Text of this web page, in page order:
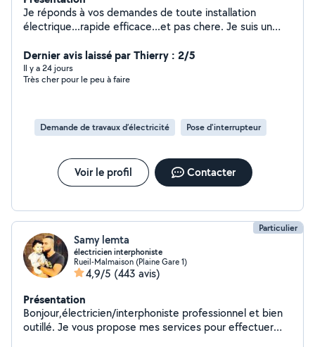
Je réponds à vos demandes de toute installation
électrique...rapide efficace...et pas chere. Je suis un
rénovation et depanage 662160031
Dernier avis laissé par Thierry : 2/5
Il y a 24 jours
Très cher pour le peu à faire
Demande de travaux d’électricité Pose d'interrupteur
Voir le profil Contacter
Particulier
Samy lemta
électricien interphoniste
Rueil-Malmaison (Plaine Gare 1)
4,9/5 (443 avis)
Présentation
Bonjour,électricien/interphoniste professionnel et bien
outillé. Je vous propose mes services pour effectuer